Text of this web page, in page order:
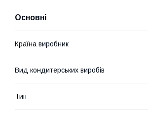
Основні
Країна виробник
Вид кондитерських виробів
Тип